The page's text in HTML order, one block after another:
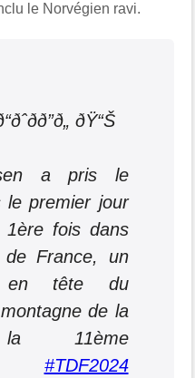
le Norvégien ravi.
ðŸ“Š
a pris le
le premier jour
fois dans
de France, un
en tête du
de la
11ème
#TDF2024